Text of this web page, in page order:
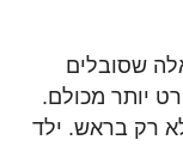
שסובלים
יותר מכולם.
רק בראש. ילד